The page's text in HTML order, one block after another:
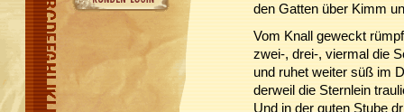
den Gatten über Kimm
Vom Knall geweckt
zwei-, drei-, viermal die
und ruhet weiter süß im
derweil die Sternlein
Und in der guten Stube